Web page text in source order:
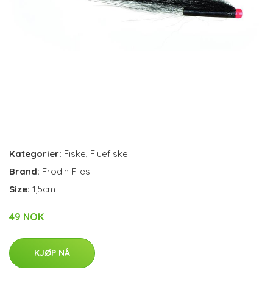
Kategorier: Fiske, Fluefiske
Brand: Frodin Flies
Size: 1,5cm
49 NOK
KJØP NÅ